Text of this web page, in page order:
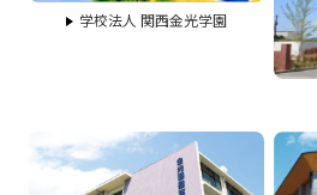
学校法人 関西金光学園